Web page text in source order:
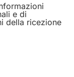
e di
della ricezione